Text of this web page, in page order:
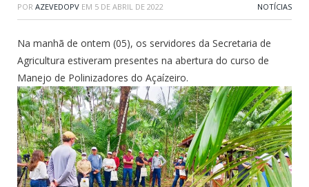
POR AZEVEDOPV EM 5 DE ABRIL DE 2022 NOTÍCIAS
Na manhã de ontem (05), os servidores da Secretaria de
Agricultura estiveram presentes na abertura do curso de
Manejo de Polinizadores do Açaízeiro.